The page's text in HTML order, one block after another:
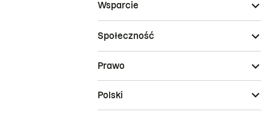
Wsparcie
Społeczność
Prawo
Polski